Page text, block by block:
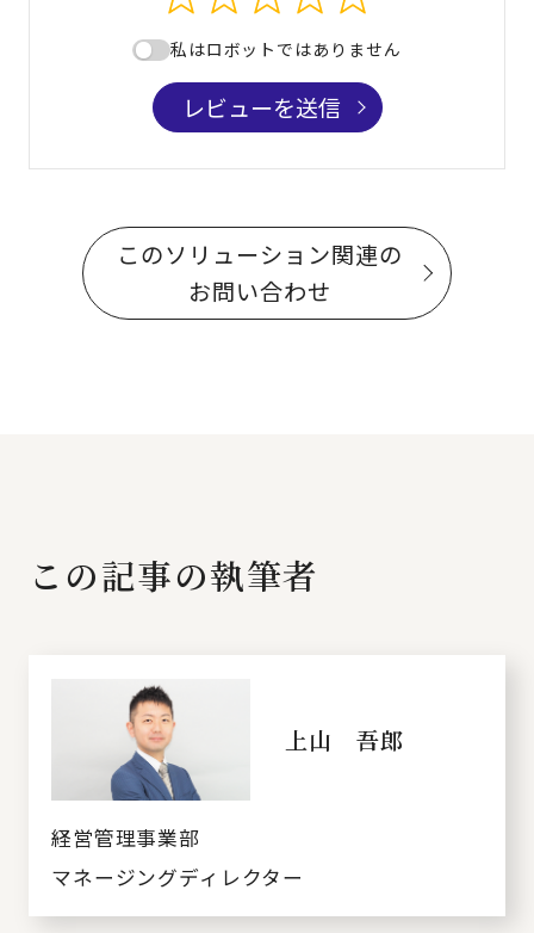
私はロボットではありません
レビューを送信
このソリューション関連の
お問い合わせ
この記事の執筆者
上山 吾郎
経営管理事業部
マネージングディレクター